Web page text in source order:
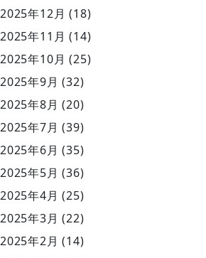
2025年12月 (18)
2025年11月 (14)
2025年10月 (25)
2025年9月 (32)
2025年8月 (20)
2025年7月 (39)
2025年6月 (35)
2025年5月 (36)
2025年4月 (25)
2025年3月 (22)
2025年2月 (14)